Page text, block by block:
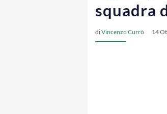
squadra
diVincenzo Currò 14